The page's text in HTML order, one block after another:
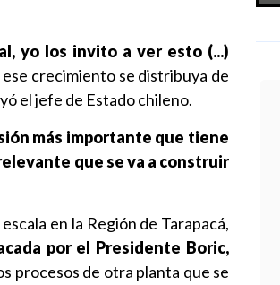
yo los invito a ver esto (...)
crecimiento se distribuya de
el jefe de Estado chileno.
más importante que tiene
que se va a construir
en la Región de Tarapacá,
por el Presidente Boric,
procesos de otra planta que se